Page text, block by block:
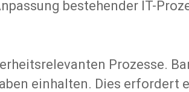
bestehender IT-
Prozesse.
einhalten. Dies erfordert